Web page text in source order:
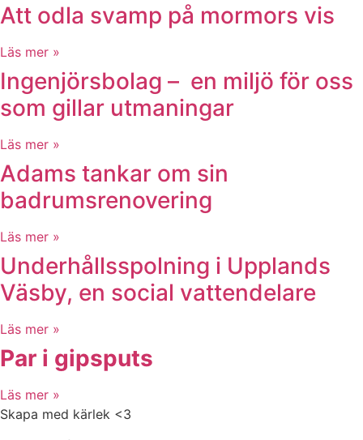
Att odla svamp på mormors vis
Läs mer »
Ingenjörsbolag – en miljö för oss
som gillar utmaningar
Läs mer »
Adams tankar om sin
badrumsrenovering
Läs mer »
Underhållsspolning i Upplands
Väsby, en social vattendelare
Läs mer »
Par i gipsputs
Läs mer »
Skapa med kärlek <3